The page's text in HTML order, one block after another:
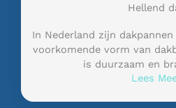
Hellend
In Nederland zijn
voorkomende vorm van
is duurzaam en
Lees